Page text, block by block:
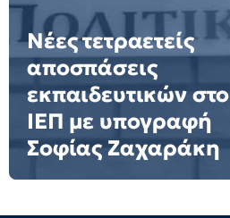
Νέες τετραετείς
αποσπάσεις
εκπαιδευτικών στο
ΙΕΠ με υπογραφή
Σοφίας Ζαχαράκη